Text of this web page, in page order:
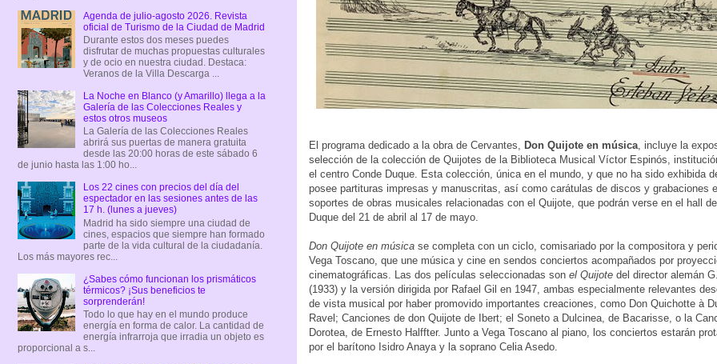
El programa dedicado a la obra de Cervantes, Don Quijote en música , incluye la
selección de la colección de Quijotes de la Biblioteca Musical Víctor Espinós,
el centro Conde Duque. Esta colección, única en el mundo, y que no ha sido exhibida
posee partituras impresas y manuscritas, así como carátulas de discos y grabaciones
soportes de obras musicales relacionadas con el Quijote, que podrán verse en el hall
Duque del 21 de abril al 17 de mayo.
Don Quijote en música se completa con un ciclo, comisariado por la compositora y
Vega Toscano, que une música y cine en sendos conciertos acompañados por
cinematográficas. Las dos películas seleccionadas son el Quijote del director alemán
(1933) y la versión dirigida por Rafael Gil en 1947, ambas especialmente relevantes
de vista musical por haber promovido importantes creaciones, como Don Quichotte à
Ravel; Canciones de don Quijote de Ibert; el Soneto a Dulcinea, de Bacarisse, o la
Dorotea, de Ernesto Halffter. Junto a Vega Toscano al piano, los conciertos estarán
por el barítono Isidro Anaya y la soprano Celia Asedo.
Agenda de julio-agosto 2026. Revista
oficial de Turismo de la Ciudad de Madrid
Durante estos dos meses puedes
disfrutar de muchas propuestas culturales
y de ocio en nuestra ciudad. Destaca:
Veranos de la Villa Descarga ...
La Noche en Blanco (y Amarillo) llega a la
Galería de las Colecciones Reales y
estos otros museos
La Galería de las Colecciones Reales
abrirá sus puertas de manera gratuita
desde las 20:00 horas de este sábado 6
de junio hasta las 1:00 ho...
Los 22 cines con precios del día del
espectador en las sesiones antes de las
17 h. (lunes a jueves)
Madrid ha sido siempre una ciudad de
cines, espacios que siempre han formado
parte de la vida cultural de la ciudadanía.
Los más mayores rec...
¿Sabes cómo funcionan los prismáticos
térmicos? ¡Sus beneficios te
sorprenderán!
Todo lo que hay en el mundo produce
energía en forma de calor. La cantidad de
energía infrarroja que irradia un objeto es
proporcional a s...